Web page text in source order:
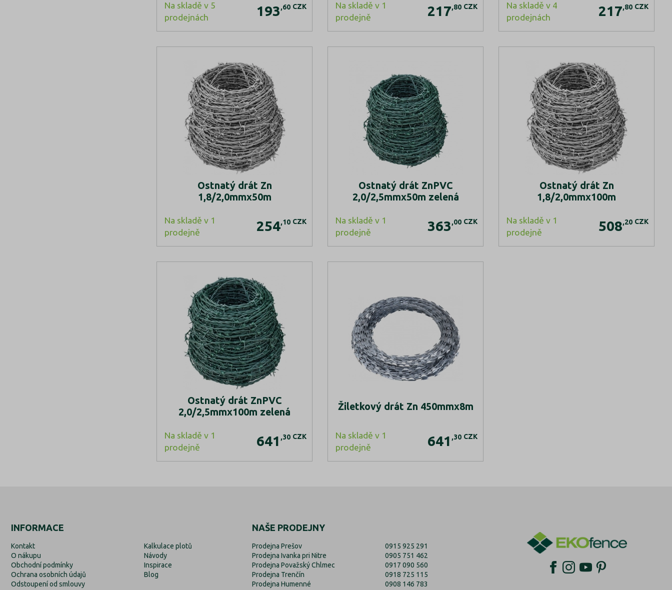
Na skladě v 5
prodejnách
193,60 CZK
Na skladě v 1
prodejně
217,80 CZK
Na skladě v 4
prodejnách
217,80 CZK
Ostnatý drát Zn
1,8/2,0mmx50m
Na skladě v 1
prodejně
254,10 CZK
Ostnatý drát ZnPVC
2,0/2,5mmx50m zelená
Na skladě v 1
prodejně
363,00 CZK
Ostnatý drát Zn
1,8/2,0mmx100m
Na skladě v 1
prodejně
508,20 CZK
Ostnatý drát ZnPVC
2,0/2,5mmx100m zelená
Na skladě v 1
prodejně
641,30 CZK
Žiletkový drát Zn 450mmx8m
Na skladě v 1
prodejně
641,30 CZK
INFORMACE
Kontakt
O nákupu
Obchodní podmínky
Ochrana osobních údajů
Odstoupení od smlouvy
Kalkulace plotů
Návody
Inspirace
Blog
NAŠE PRODEJNY
Prodejna Prešov
Prodejna Ivanka pri Nitre
Prodejna Považský Chlmec
Prodejna Trenčín
Prodejna Humenné
0915 925 291
0905 751 462
0917 090 560
0918 725 115
0908 146 783